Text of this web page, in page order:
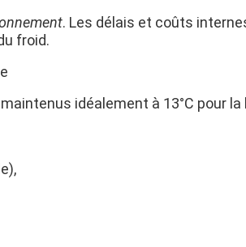
. Les délais et coûts
froid.
idéalement à 13°C pour la